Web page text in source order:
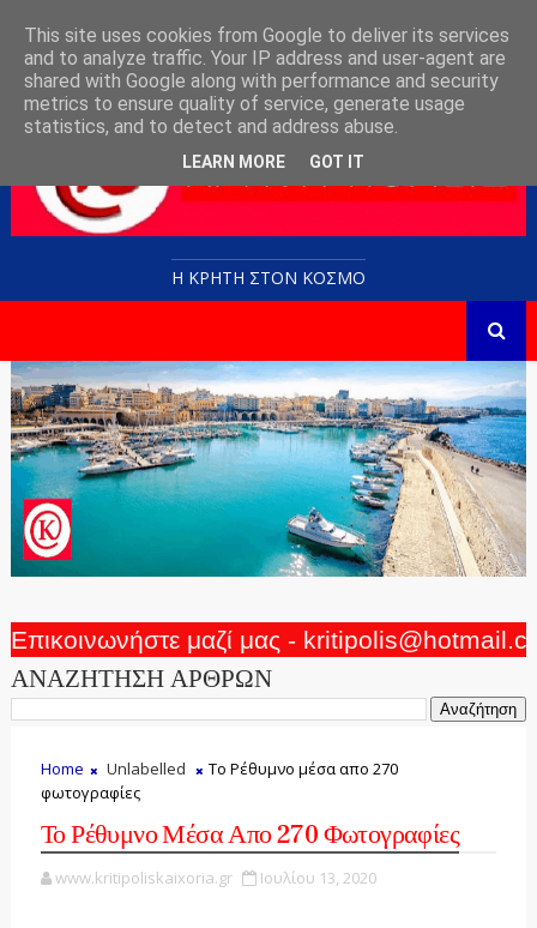
Η ΚΡΗΤΗ ΣΤΟN KOΣΜΟ
Επικοινωνήστε μαζί μας -
ΑΝΑΖΗΤΗΣΗ ΑΡΘΡΩΝ
Home Unlabelled
Το Ρέθυμνο μέσα απο 270
φωτογραφίες
Το Ρέθυμνο Μέσα Απο 270 Φωτογραφίες
www.kritipoliskaixoria.gr Ιουλίου 13, 2020
This site uses cookies from Google to deliver its services
and to analyze traffic. Your IP address and user-agent are
shared with Google along with performance and security
metrics to ensure quality of service, generate usage
statistics, and to detect and address abuse.
LEARN MORE GOT IT